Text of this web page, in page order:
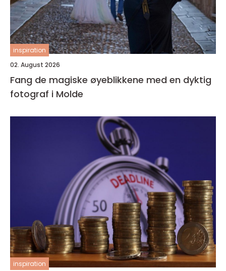
inspiration
02. August 2026
Fang de magiske øyeblikkene med en dyktig
fotograf i Molde
inspiration